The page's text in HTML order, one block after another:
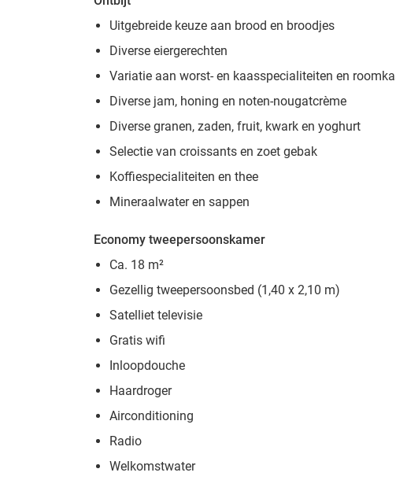
Uitgebreide keuze aan brood en broodjes
Diverse eiergerechten
Variatie aan worst- en kaasspecialiteiten en
Diverse jam, honing en noten-nougatcrème
Diverse granen, zaden, fruit, kwark en yoghurt
Selectie van croissants en zoet gebak
Koffiespecialiteiten en thee
Mineraalwater en sappen
Economy tweepersoonskamer
Ca. 18 m²
Gezellig tweepersoonsbed (1,40 x 2,10 m)
Satelliet televisie
Gratis wifi
Inloopdouche
Haardroger
Airconditioning
Radio
Welkomstwater